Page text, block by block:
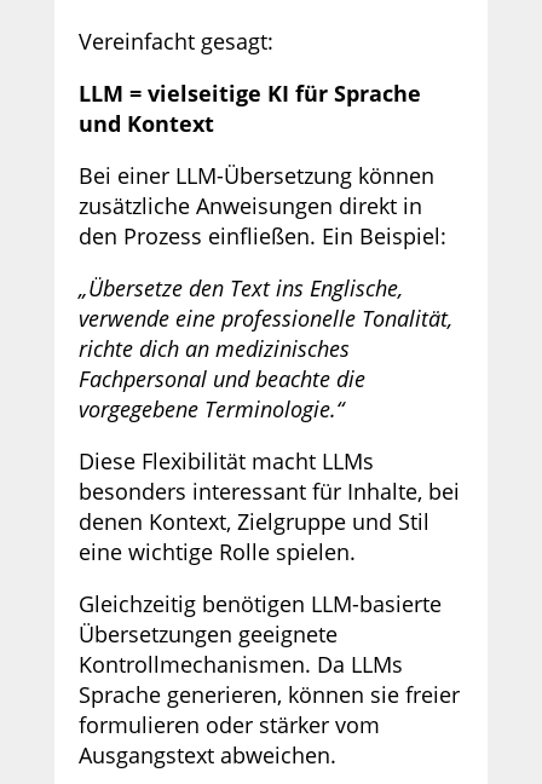
Vereinfacht gesagt:
LLM = vielseitige KI für Sprache
und Kontext
Bei einer LLM-Übersetzung können
zusätzliche Anweisungen direkt in
den Prozess einfließen. Ein Beispiel:
„Übersetze den Text ins Englische,
verwende eine professionelle Tonalität,
richte dich an medizinisches
Fachpersonal und beachte die
vorgegebene Terminologie.“
Diese Flexibilität macht LLMs
besonders interessant für Inhalte, bei
denen Kontext, Zielgruppe und Stil
eine wichtige Rolle spielen.
Gleichzeitig benötigen LLM-basierte
Übersetzungen geeignete
Kontrollmechanismen. Da LLMs
Sprache generieren, können sie freier
formulieren oder stärker vom
Ausgangstext abweichen.